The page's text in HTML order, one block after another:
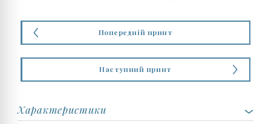
Попередній принт
Наступний принт
Характеристики